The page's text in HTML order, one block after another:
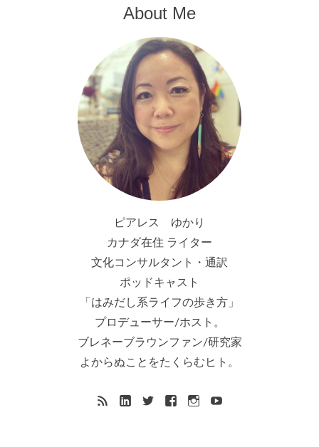
About Me
ピアレス ゆかり
カナダ在住 ライター
文化コンサルタント・通訳
ポッドキャスト
「はみだし系ライフの歩き方」
プロデューサー/ホスト。
ブレネーブラウンファン/研究家
よからぬことをたくらむヒト。